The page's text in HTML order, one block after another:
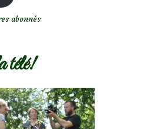
abonnés
télé!